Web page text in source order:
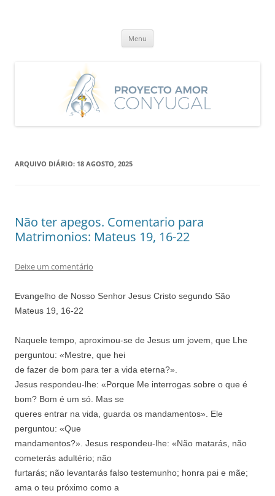
Menu
ARQUIVO DIÁRIO: 18 AGOSTO, 2025
Não ter apegos. Comentario para
Matrimonios: Mateus 19, 16-22
Deixe um comentário
Evangelho de Nosso Senhor Jesus Cristo segundo São
Mateus 19, 16-22
Naquele tempo, aproximou-se de Jesus um jovem, que Lhe
perguntou: «Mestre, que hei
de fazer de bom para ter a vida eterna?».
Jesus respondeu-lhe: «Porque Me interrogas sobre o que é
bom? Bom é um só. Mas se
queres entrar na vida, guarda os mandamentos». Ele
perguntou: «Que
mandamentos?». Jesus respondeu-lhe: «Não matarás, não
cometerás adultério; não
furtarás; não levantarás falso testemunho; honra pai e mãe;
ama o teu próximo como a